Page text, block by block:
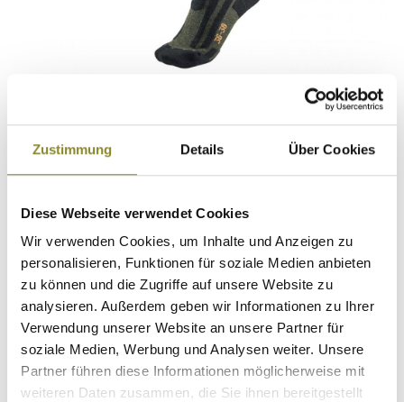
Zustimmung Details Über Cookies
Diese Webseite verwendet Cookies
Wir verwenden Cookies, um Inhalte und Anzeigen zu
personalisieren, Funktionen für soziale Medien anbieten
zu können und die Zugriffe auf unsere Website zu
analysieren. Außerdem geben wir Informationen zu Ihrer
Verwendung unserer Website an unsere Partner für
soziale Medien, Werbung und Analysen weiter. Unsere
Partner führen diese Informationen möglicherweise mit
weiteren Daten zusammen, die Sie ihnen bereitgestellt
JAGDHUND Socke ALL SEASON 2 -